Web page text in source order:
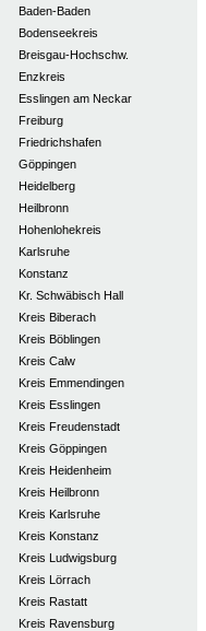
Baden-Baden
Bodenseekreis
Breisgau-Hochschw.
Enzkreis
Esslingen am Neckar
Freiburg
Friedrichshafen
Göppingen
Heidelberg
Heilbronn
Hohenlohekreis
Karlsruhe
Konstanz
Kr. Schwäbisch Hall
Kreis Biberach
Kreis Böblingen
Kreis Calw
Kreis Emmendingen
Kreis Esslingen
Kreis Freudenstadt
Kreis Göppingen
Kreis Heidenheim
Kreis Heilbronn
Kreis Karlsruhe
Kreis Konstanz
Kreis Ludwigsburg
Kreis Lörrach
Kreis Rastatt
Kreis Ravensburg